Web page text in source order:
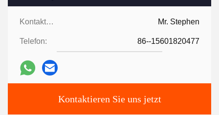
Kontaktpersonen: Mr. Stephen
Telefon: 86--15601820477
Kontaktieren Sie uns jetzt